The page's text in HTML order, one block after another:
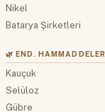
Nikel
Batarya Şirketleri
🌿 END. HAMMADDELER
Kauçuk
Selüloz
Gübre